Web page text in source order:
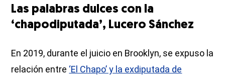
Las palabras dulces con la
‘chapodiputada’, Lucero Sánchez
En 2019, durante el juicio en Brooklyn, se expuso la
relación entre ‘El Chapo’ y la exdiputada de